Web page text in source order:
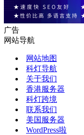
广告
网站导航
网站地图
科灯导航
关于我们
香港服务器
科灯跨境
联系我们
美国服务器
WordPress啦